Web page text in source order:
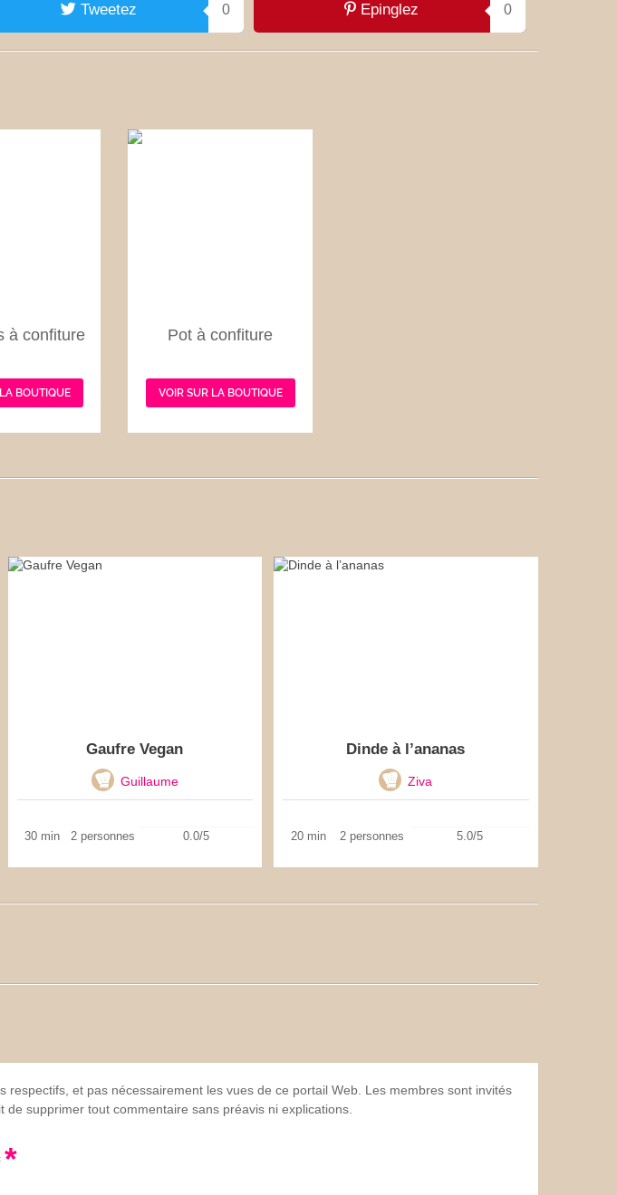
Tweetez 0 Epinglez 0
à confiture
BOUTIQUE
Pot à confiture
VOIR SUR LA BOUTIQUE
Gaufre Vegan
Guillaume
30 min 2 personnes 0.0/5
Dinde à l’ananas
Ziva
20 min 2 personnes 5.0/5
et pas nécessairement les vues de ce portail Web. Les membres sont invités
supprimer tout commentaire sans préavis ni explications.
*